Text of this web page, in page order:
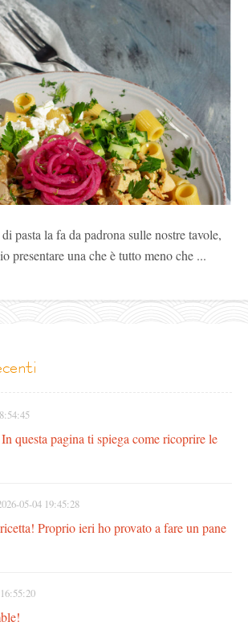
pasta la fa da padrona sulle nostre tavole,
presentare una che è tutto meno che ...
questa pagina ti spiega come ricoprire le
05-04 19:45:28
Proprio ieri ho provato a fare un pane